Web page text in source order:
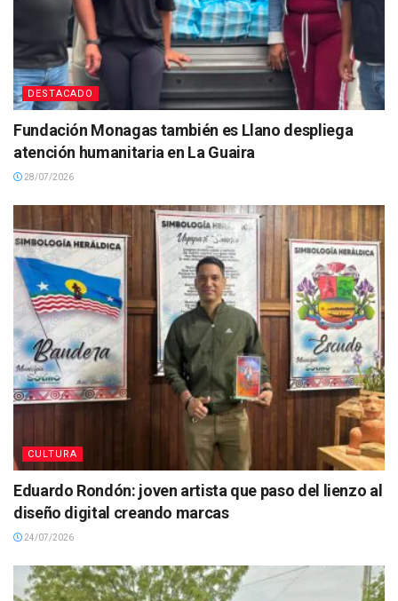
DESTACADO
Fundación Monagas también es Llano despliega
atención humanitaria en La Guaira
28/07/2026
CULTURA
Eduardo Rondón: joven artista que paso del lienzo al
diseño digital creando marcas
24/07/2026